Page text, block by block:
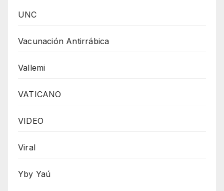
UNC
Vacunación Antirrábica
Vallemi
VATICANO
VIDEO
Viral
Yby Yaú